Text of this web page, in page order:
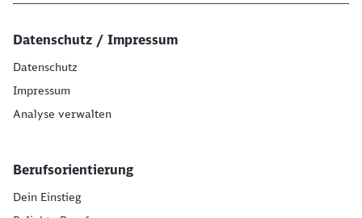
Datenschutz / Impressum
Datenschutz
Impressum
Analyse verwalten
Berufsorientierung
Dein Einstieg